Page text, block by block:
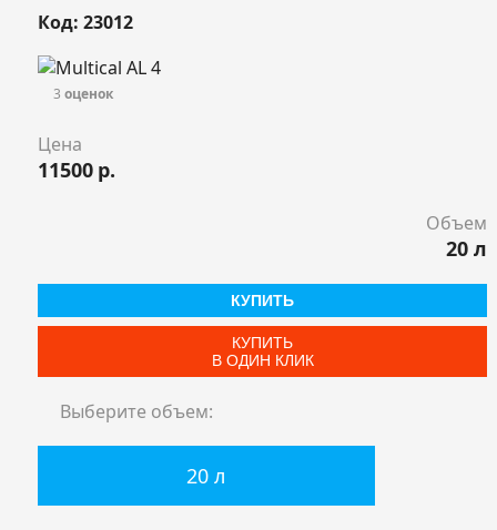
Код: 23012
3 оценок
Цена
11500 р.
Объем
20 л
КУПИТЬ
КУПИТЬ
В ОДИН КЛИК
Выберите объем:
20 л